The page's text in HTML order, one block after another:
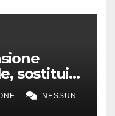
sostituito
NESSUN